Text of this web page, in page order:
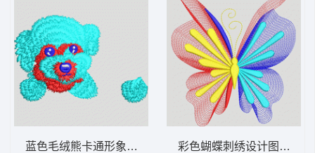
蓝色毛绒熊卡通形象 狗头 彩色蝴蝶刺绣设计图 蝴蝶